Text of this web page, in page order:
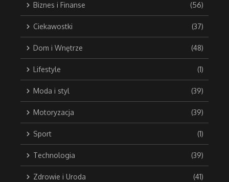
Biznes i Finanse (56)
Ciekawostki (37)
Dom i Wnętrze (48)
Lifestyle (1)
Moda i styl (39)
Motoryzacja (39)
Sport (1)
Technologia (39)
Zdrowie i Uroda (41)